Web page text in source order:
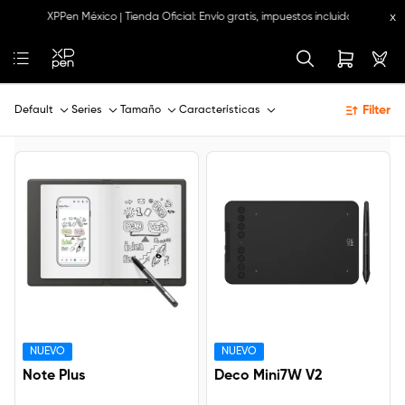
XPPen México | Tienda Oficial: Envío gratis, impuestos incluidos y 18 x
Default Series Tamaño Características Filter
NUEVO
Note Plus
NUEVO
Deco Mini7W V2